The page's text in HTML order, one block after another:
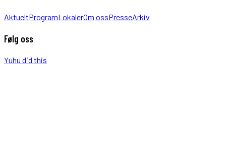
AktueltProgramLokalerOm ossPresseArkiv
Følg oss
Yuhu did this